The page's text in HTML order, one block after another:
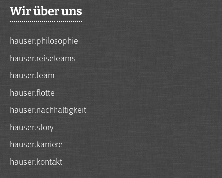
Wir über uns
hauser.philosophie
hauser.reiseteams
hauser.team
hauser.flotte
hauser.nachhaltigkeit
hauser.story
hauser.karriere
hauser.kontakt